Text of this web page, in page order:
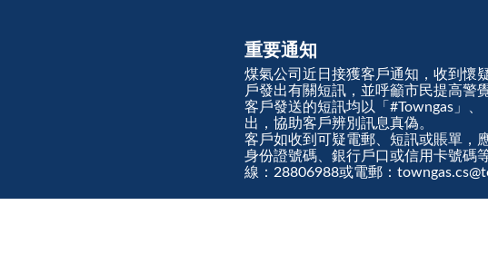
重要通知
煤氣公司近日接獲客戶通知，收到懷
戶發出有關短訊，並呼籲市民提高警
客戶發送的短訊均以「#Towngas」、
出，協助客戶辨別訊息真偽。
客戶如收到可疑電郵、短訊或賬單，
身份證號碼、銀行戶口或信用卡號碼
線：28806988或電郵：